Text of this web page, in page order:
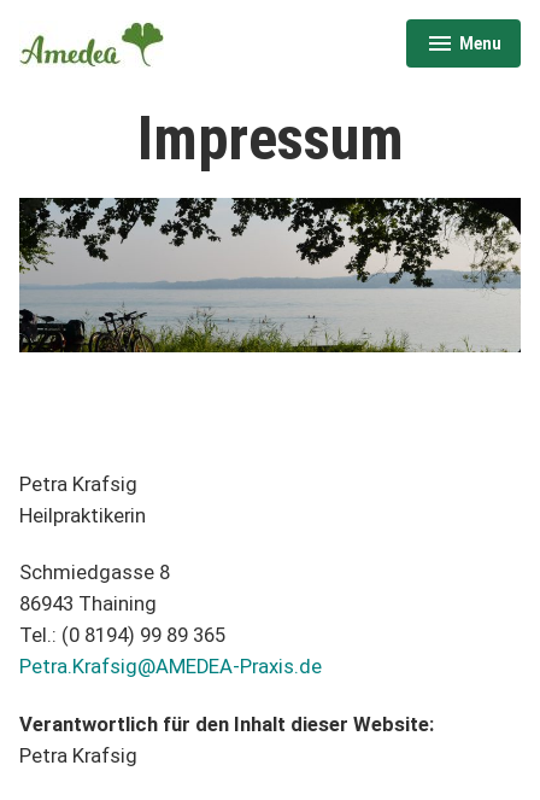
Menu
expanded
collapsed
Impressum
Petra Krafsig
Heilpraktikerin
Schmiedgasse 8
86943 Thaining
Tel.: (0 8194) 99 89 365
Petra.Krafsig@AMEDEA-Praxis.de
Verantwortlich für den Inhalt dieser Website:
Petra Krafsig